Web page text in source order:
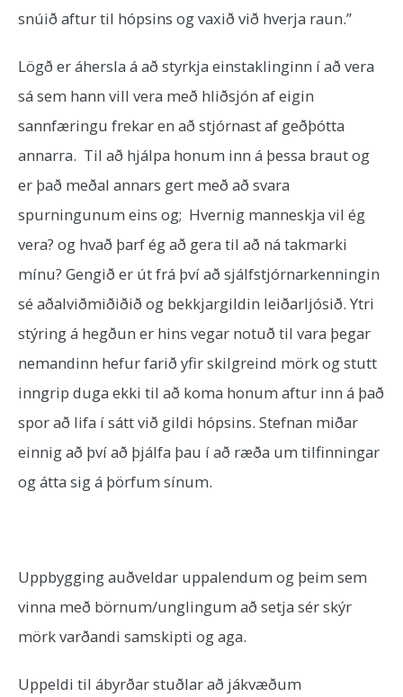
snúið aftur til hópsins og vaxið við hverja raun.”
Lögð er áhersla á að styrkja einstaklinginn í að vera
sá sem hann vill vera með hliðsjón af eigin
sannfæringu frekar en að stjórnast af geðþótta
annarra. Til að hjálpa honum inn á þessa braut og
er það meðal annars gert með að svara
spurningunum eins og; Hvernig manneskja vil ég
vera? og hvað þarf ég að gera til að ná takmarki
mínu? Gengið er út frá því að sjálfstjórnarkenningin
sé aðalviðmiðiðið og bekkjargildin leiðarljósið. Ytri
stýring á hegðun er hins vegar notuð til vara þegar
nemandinn hefur farið yfir skilgreind mörk og stutt
inngrip duga ekki til að koma honum aftur inn á það
spor að lifa í sátt við gildi hópsins. Stefnan miðar
einnig að því að þjálfa þau í að ræða um tilfinningar
og átta sig á þörfum sínum.
Uppbygging auðveldar uppalendum og þeim sem
vinna með börnum/unglingum að setja sér skýr
mörk varðandi samskipti og aga.
Uppeldi til ábyrðar stuðlar að jákvæðum